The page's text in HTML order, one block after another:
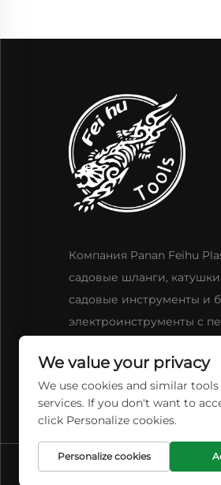
Компания Panan Feihu
садовые шланги,
садовые инструменты и
электроинструменты с
We value your privacy
We use cookies and similar
services. If you don't want to
click Personalize cookies.
Personalize cookies